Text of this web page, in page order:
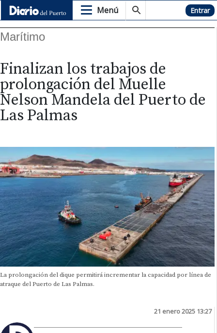
Menú Hemeroteca Entrar
Marítimo
Finalizan los trabajos de
prolongación del Muelle
Nelson Mandela del Puerto de
Las Palmas
La prolongación del dique permitirá incrementar la capacidad por línea de
atraque del Puerto de Las Palmas.
21 enero 2025 13:27